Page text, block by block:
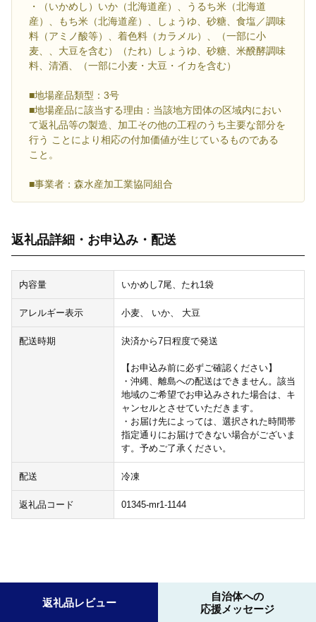
・（いかめし）いか（北海道産）、うるち米（北海道
産）、もち米（北海道産）、しょうゆ、砂糖、食塩／調味
料（アミノ酸等）、着色料（カラメル）、（一部に小
麦、、大豆を含む）（たれ）しょうゆ、砂糖、米醗酵調味
料、清酒、（一部に小麦・大豆・イカを含む）
■地場産品類型：3号
■地場産品に該当する理由：当該地方団体の区域内におい
て返礼品等の製造、加工その他の工程のうち主要な部分を
行う ことにより相応の付加価値が生じているものである
こと。
■事業者：森水産加工業協同組合
返礼品詳細・お申込み・配送
内容量 いかめし7尾、たれ1袋
アレルギー表示 小麦、 いか、 大豆
配送時期 決済から7日程度で発送
【お申込み前に必ずご確認ください】
・沖縄、離島への配送はできません。該当
地域のご希望でお申込みされた場合は、キ
ャンセルとさせていただきます。
・お届け先によっては、選択された時間帯
指定通りにお届けできない場合がございま
す。予めご了承ください。
配送 冷凍
返礼品コード 01345-mr1-1144
返礼品レビュー
自治体への
応援メッセージ